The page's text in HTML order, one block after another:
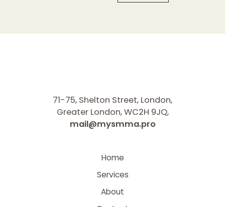
71-75, Shelton Street, London,
Greater London, WC2H 9JQ,
mail@mysmma.pro
Home
Services
About